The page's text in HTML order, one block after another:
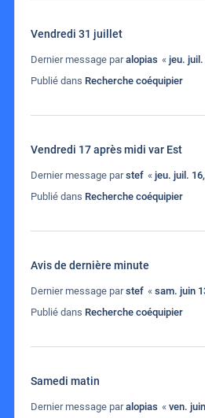
Vendredi 31 juillet
Dernier message paralopias « jeu. juil.
Publié dans Recherche coéquipier
Vendredi 17 après midi var Est
Dernier message parstef « jeu. juil.
Publié dans Recherche coéquipier
Avis de dernière minute
Dernier message parstef « sam. juin
Publié dans Recherche coéquipier
Samedi matin
Dernier message paralopias « ven.